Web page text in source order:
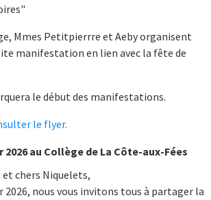
Mmes Petitpierrre et Aeby organisent
manifestation en lien avec la fête de
le début des manifestations.
le flyer.
2026 au Collège de La Côte-aux-Fées
chers Niquelets,
2026, nous vous invitons tous à partager la